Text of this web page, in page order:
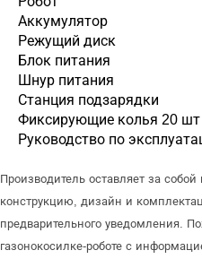
Аккумулятор
Режущий диск
Блок питания
Шнур питания
Станция подзарядки
Фиксирующие колья 20 шт
Руководство по
Производитель оставляет за
конструкцию, дизайн и
предварительного уведомления.
газонокосилке-роботе с